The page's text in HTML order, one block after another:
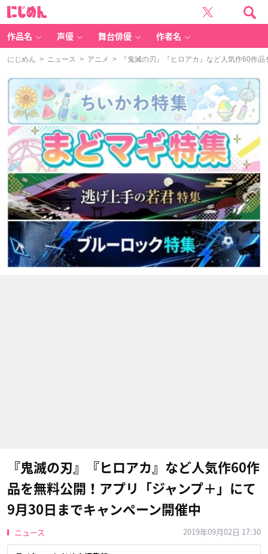
作品名 声優 舞台俳優 作者名
にじめん > ニュース > アニメ > 『鬼滅の刃』『ヒロアカ』など人気作60作
『鬼滅の刃』『ヒロアカ』など人気作60作
品を無料公開！アプリ「ジャンプ＋」にて
9月30日までキャンペーン開催中
ニュース 2019年09月02日 17:30